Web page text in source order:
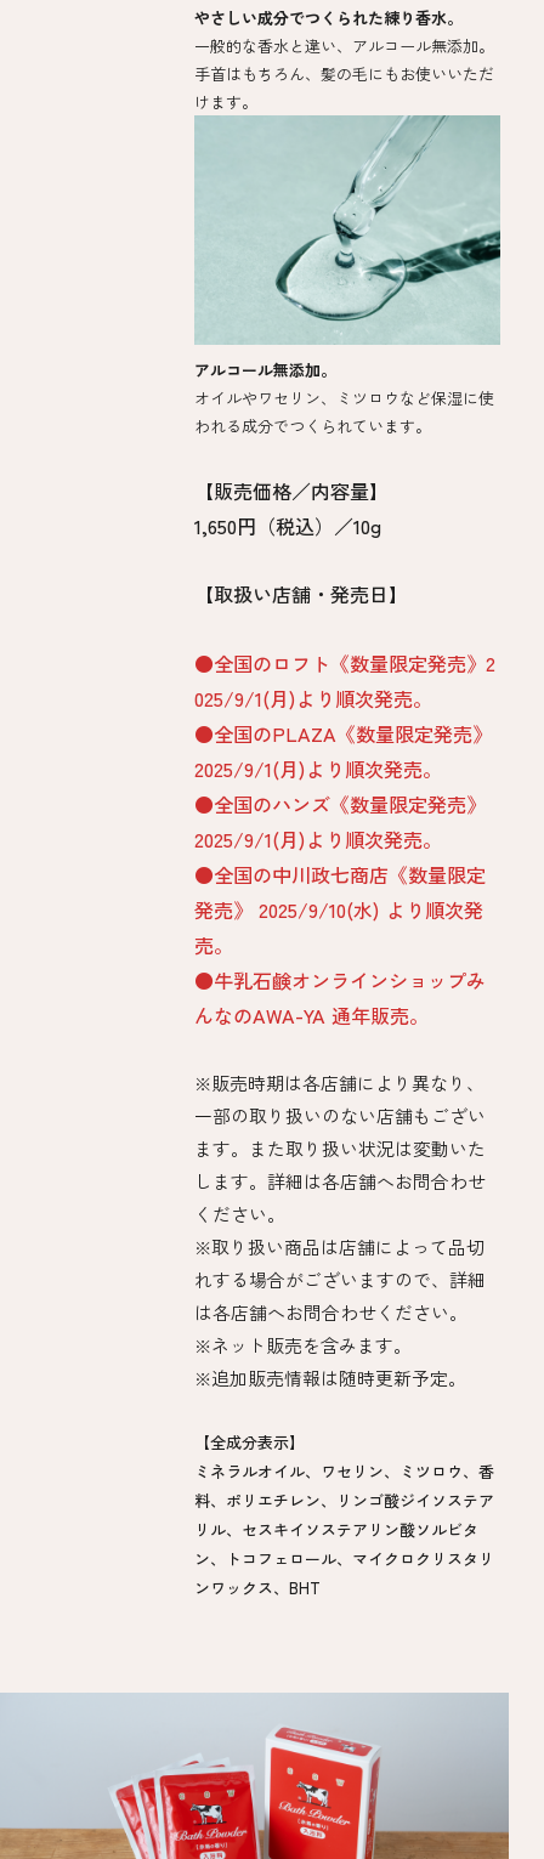
やさしい成分でつくられた練り香水。
一般的な香水と違い、アルコール無添加。
手首はもちろん、髪の毛にもお使いいただ
けます。​
アルコール無添加。
オイルやワセリン、ミツロウなど保湿に使
われる成分でつくられています。​
【販売価格／内容量】
1,650円（税込）／10g​
【取扱い店舗・発売日】
●全国のロフト《数量限定発売》2
025/9/1(月)より順次発売。​
●全国のPLAZA《数量限定発売》
2025/9/1(月)より順次発売。 ​
●全国のハンズ《数量限定発売》
2025/9/1(月)より順次発売。 ​
●全国の中川政七商店《数量限定
発売》 2025/9/10(水) より順次発
売。
●牛乳石鹸オンラインショップみ
んなのAWA-YA 通年販売。
※販売時期は各店舗により異なり、
一部の取り扱いのない店舗もござい
ます。また取り扱い状況は変動いた
します。詳細は各店舗へお問合わせ
ください。​
※取り扱い商品は店舗によって品切
れする場合がございますので、詳細
は各店舗へお問合わせください。​
※ネット販売を含みます。
※追加販売情報は随時更新予定。​
【全成分表示】
ミネラルオイル、ワセリン、ミツロウ、香
料、ポリエチレン、リンゴ酸ジイソステア
リル、セスキイソステアリン酸ソルビタ
ン、トコフェロール、マイクロクリスタリ
ンワックス、BHT